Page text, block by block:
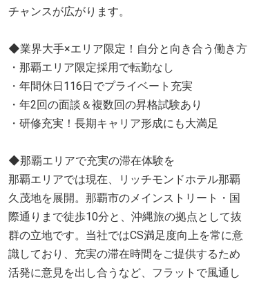
チャンスが広がります。
◆業界大手×エリア限定！自分と向き合う働き方
・那覇エリア限定採用で転勤なし
・年間休日116日でプライベート充実
・年2回の面談＆複数回の昇格試験あり
・研修充実！長期キャリア形成にも大満足
◆那覇エリアで充実の滞在体験を
那覇エリアでは現在、リッチモンドホテル那覇
久茂地を展開。那覇市のメインストリート・国
際通りまで徒歩10分と、沖縄旅の拠点として抜
群の立地です。当社ではCS満足度向上を常に意
識しており、充実の滞在時間をご提供するため
活発に意見を出し合うなど、フラットで風通し